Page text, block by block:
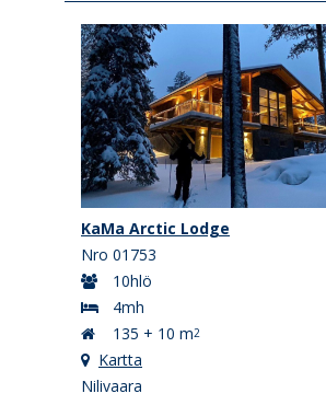
KaMa Arctic Lodge
Nro 01753
10hlö
4mh
135 + 10 m2
Kartta
Nilivaara